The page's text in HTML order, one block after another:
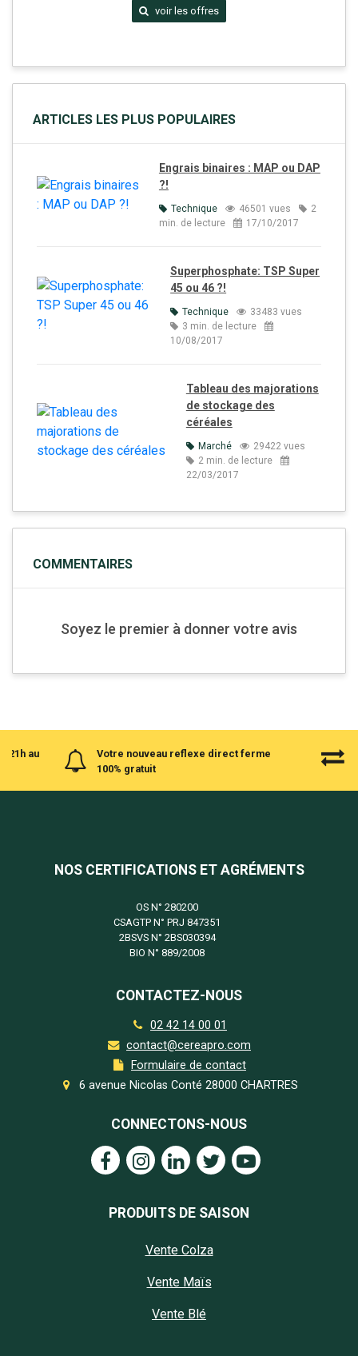
voir les offres
ARTICLES LES PLUS POPULAIRES
Engrais binaires : MAP ou DAP
?!
Technique 46501 vues
2
min. de lecture
17/10/2017
Superphosphate: TSP Super
45 ou 46 ?!
Technique
33483 vues
3 min. de lecture
10/08/2017
Tableau des majorations
de stockage des
céréales
Marché
29422 vues
2 min. de lecture
22/03/2017
COMMENTAIRES
Soyez le premier à donner votre avis
21h au
Votre nouveau reflexe direct ferme
100% gratuit
NOS CERTIFICATIONS ET AGRÉMENTS
OS N° 280200
CSAGTP N° PRJ 847351
2BSVS N° 2BS030394
BIO N° 889/2008
CONTACTEZ-NOUS
02 42 14 00 01
contact@cereapro.com
Formulaire de contact
6 avenue Nicolas Conté 28000 CHARTRES
CONNECTONS-NOUS
PRODUITS DE SAISON
Vente Colza
Vente Maïs
Vente Blé